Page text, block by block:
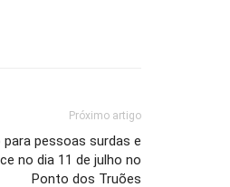
Próximo artigo
pessoas surdas e
no dia 11 de julho no
Ponto dos Truões